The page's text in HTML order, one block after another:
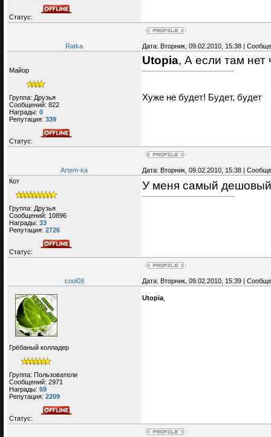
Статус:
Ratka Дата: Вторник, 09.02.2010, 15:38 |
Майор
Группа: Друзья
Сообщений: 822
Награды: 0
Репутация: 339
Статус:
Utopia, А если там нет
Хуже не будет! Будет, будет
Artem-ka
Дата: Вторник, 09.02.2010, 15:38 |
Кот
Группа: Друзья
Сообщений: 10896
Награды: 33
Репутация: 2726
Статус:
У меня самый дешовый
cool09 Дата: Вторник, 09.02.2010, 15:39 |
Грёбаный колладер
Группа: Пользователи
Сообщений: 2971
Награды: 69
Репутация: 2209
Статус:
Utopia